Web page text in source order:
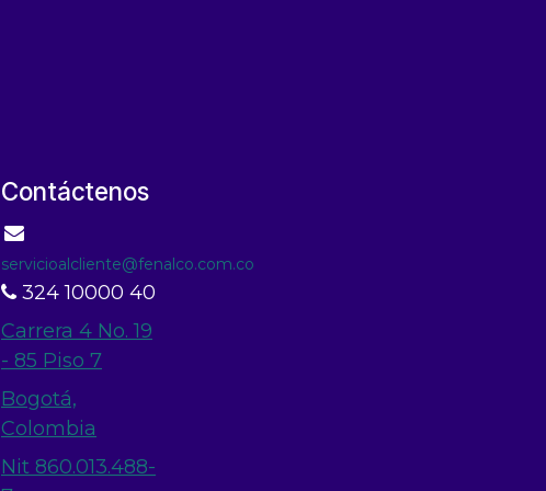
Contáctenos
servicioalcliente@fenalco.com.co
324 10000 40
Carrera 4 No. 19
- 85 Piso 7
Bogotá,
Colombia
Nit 860.013.488-